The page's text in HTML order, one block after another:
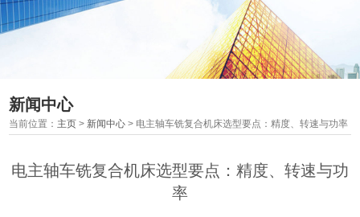
新闻中心
当前位置： 主页 > 新闻中心 > 电主轴车铣复合机床选型要点：精度、转速与功率
电主轴车铣复合机床选型要点：精度、转速与功
率